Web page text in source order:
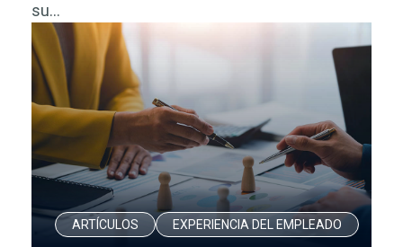
su...
ARTÍCULOS EXPERIENCIA DEL EMPLEADO